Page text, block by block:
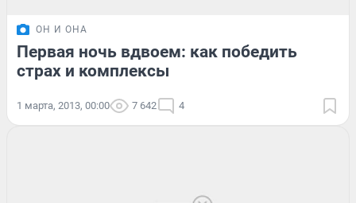
ОН И ОНА
Первая ночь вдвоем: как победить
страх и комплексы
1 марта, 2013, 00:00 7 642 4